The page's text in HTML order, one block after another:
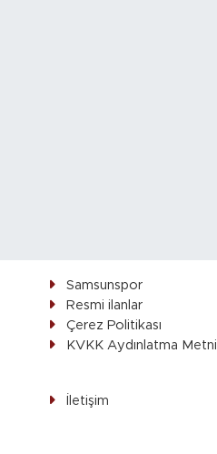
Samsunspor
Resmi ilanlar
Çerez Politikası
KVKK Aydınlatma Metni
İletişim